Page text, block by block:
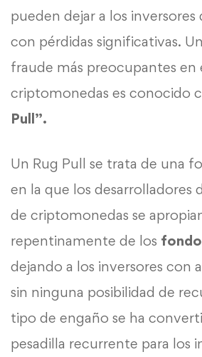
pueden dejar a los
con pérdidas significativas.
fraude más preocupantes en
criptomonedas es conocido
Pull”.
Un Rug Pull se trata de una
en la que los desarrolladores
de criptomonedas se
repentinamente de los
dejando a los inversores con
sin ninguna posibilidad de
tipo de engaño se ha
pesadilla recurrente para los